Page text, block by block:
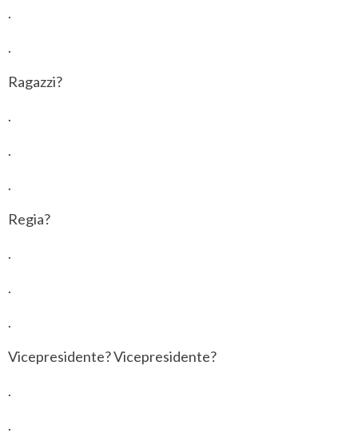
.
.
Ragazzi?
.
.
.
Regia?
.
.
.
Vicepresidente? Vicepresidente?
.
.